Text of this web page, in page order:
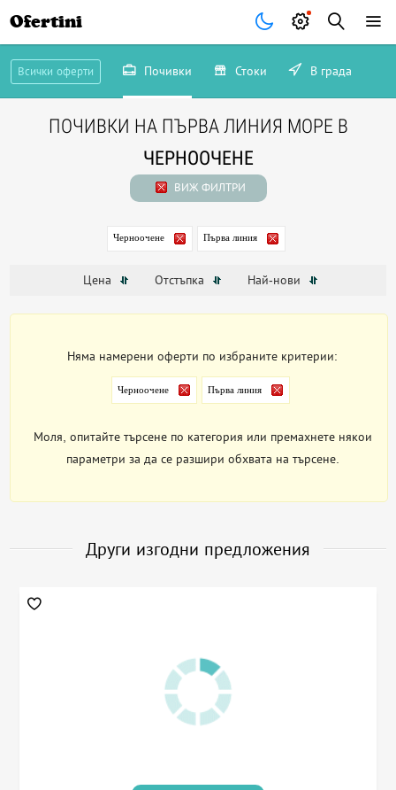
Ofertini
Всички оферти Почивки Стоки В града
ПОЧИВКИ НА ПЪРВА ЛИНИЯ МОРЕ В
ЧЕРНООЧЕНЕ
ВИЖ ФИЛТРИ
Черноочене Първа линия
Цена Отстъпка Най-нови
Няма намерени оферти по избраните критерии:
Черноочене Първа линия
Моля, опитайте търсене по категория или премахнете някои
параметри за да се разшири обхвата на търсене.
Други изгодни предложения